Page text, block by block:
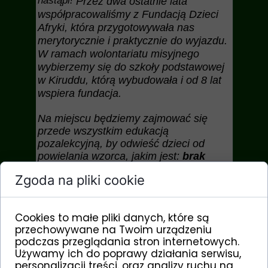
współpracowaliśmy z Fundacją Dzieci
Afryki, która przygotowywała nas
merytorycznie i praktycznie do wyjazdu.
W ramach wolontariatu misyjnego
wybierzemy się do szkoły podstawowej
w Kiruddu, którą wybudowała i od 8 lat
wspiera fundacja.
Na miejscu będziemy zajmować się
przede wszystkim edukacją
pozalekcyjną, by odwieść dzieci od
powielania wzorca, jakim jest: brak
ubóstwo. Oprócz tego, zaoferujemy
wsparcie merytoryczne
najbardziej utalentowane dzieci, by je
motywować i utorować im drogę do
dalszego rozwoju."
Zgoda na pliki cookie
Cookies to małe pliki danych, które są
przechowywane na Twoim urządzeniu
podczas przeglądania stron internetowych.
Używamy ich do poprawy działania serwisu,